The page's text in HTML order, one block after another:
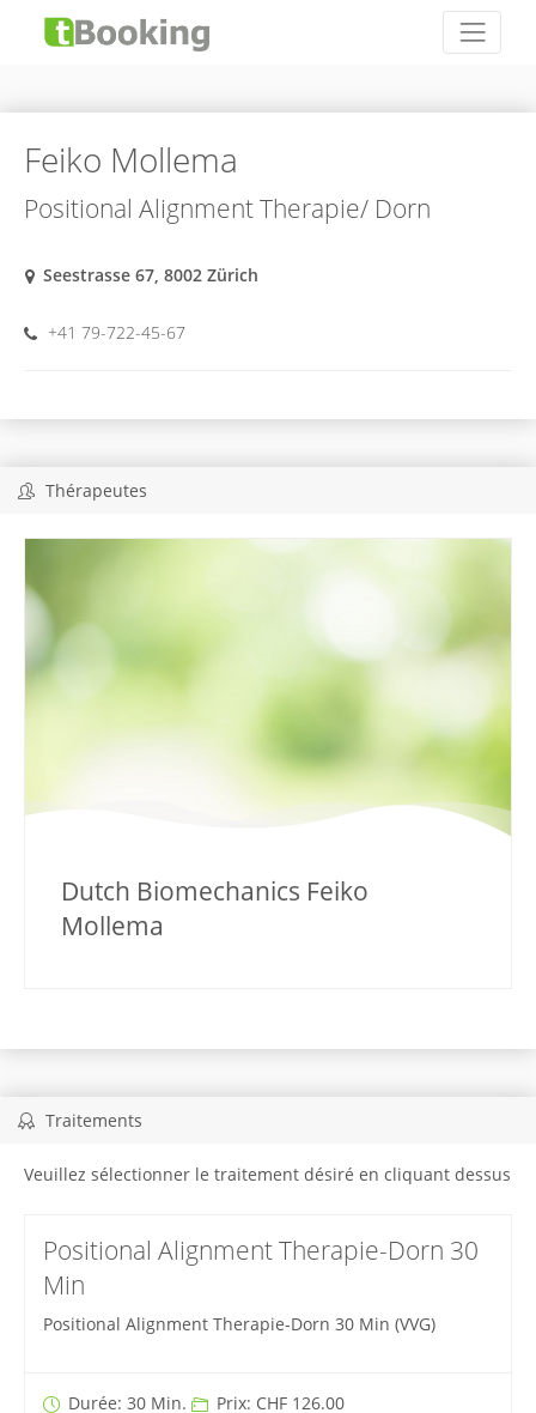
Feiko Mollema
Positional Alignment Therapie/ Dorn
Seestrasse 67, 8002 Zürich
+41 79-722-45-67
Thérapeutes
Dutch Biomechanics Feiko
Mollema
Traitements
Veuillez sélectionner le traitement désiré en cliquant dessus
Positional Alignment Therapie-Dorn 30
Min
Positional Alignment Therapie-Dorn 30 Min (VVG)
Durée: 30 Min. Prix: CHF 126.00